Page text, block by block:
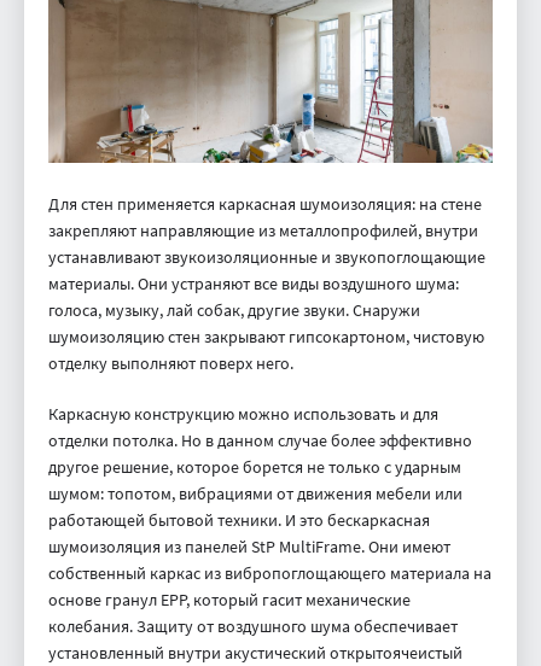
Для стен применяется каркасная шумоизоляция: на стене
закрепляют направляющие из металлопрофилей, внутри
устанавливают звукоизоляционные и звукопоглощающие
материалы. Они устраняют все виды воздушного шума:
голоса, музыку, лай собак, другие звуки. Снаружи
шумоизоляцию стен закрывают гипсокартоном, чистовую
отделку выполняют поверх него.
Каркасную конструкцию можно использовать и для
отделки потолка. Но в данном случае более эффективно
другое решение, которое борется не только с ударным
шумом: топотом, вибрациями от движения мебели или
работающей бытовой техники. И это бескаркасная
шумоизоляция из панелей StP MultiFrame. Они имеют
собственный каркас из вибропоглощающего материала на
основе гранул ЕРР, который гасит механические
колебания. Защиту от воздушного шума обеспечивает
установленный внутри акустический открытоячеистый